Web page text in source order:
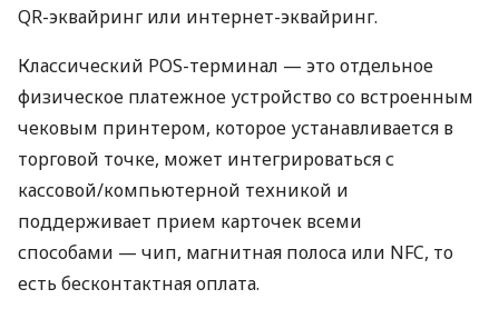
QR-эквайринг или интернет-эквайринг.
Классический POS-терминал — это отдельное
физическое платежное устройство со встроенным
чековым принтером, которое устанавливается в
торговой точке, может интегрироваться с
кассовой/компьютерной техникой и
поддерживает прием карточек всеми
способами — чип, магнитная полоса или NFC, то
есть бесконтактная оплата.